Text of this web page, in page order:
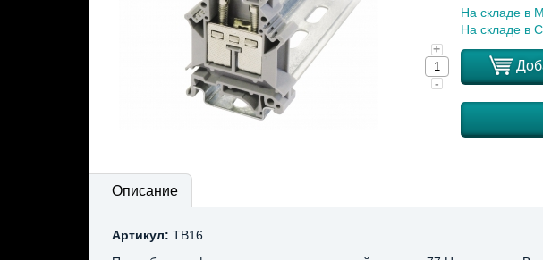
На складе в
На складе в
+
-
Описание
Артикул: TB16